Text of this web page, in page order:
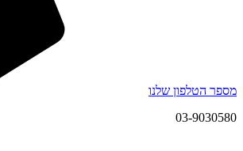
מספר הטלפון שלנו
03-9030580